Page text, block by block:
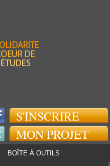
S'INSCRIRE
MON PROJET
BOÎTE À OUTILS